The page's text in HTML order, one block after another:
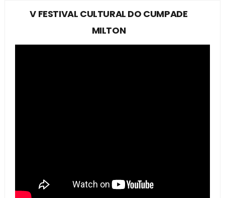
V FESTIVAL CULTURAL DO CUMPADE
MILTON